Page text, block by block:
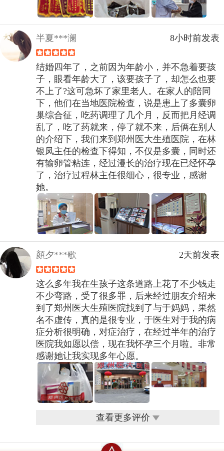
半夏***澜 8小时前发表
结婚四年了，之前因为年龄小，并不急着要孩
子，眼看年龄大了，该要孩子了，却怎么也要
不上了?这可急坏了家里老人。在家人的陪同
下，他们在当地医院检查，说是患上了多囊卵
巢综合征，吃药调理了几个月，反而把月经调
乱了，吃了药就来，停了就不来，后俩在别人
的介绍下，我们来到郑州医大生殖医院，在林
银凤主任的检查下得知，不仅是多囊，同时还
有输卵管粘连，经过漫长的治疗现在已经怀孕
了，治疗过程林主任很细心，很专业，感谢
她。
顏夕***歌 2天前发表
这么多年我在生孩子这条道路上花了不少钱走
不少弯路，受了很多罪，后来经过朋友介绍来
到了郑州医大生殖医院找到了与于妈妈，果然
名不虚传，真的是很专业，于医生对于我的病
症分析很明确，对症治疗，在经过半年的治疗
医院我如愿以偿，现在我怀孕三个月啦。非常
感谢她让我实现多年心愿。
查看更多评价